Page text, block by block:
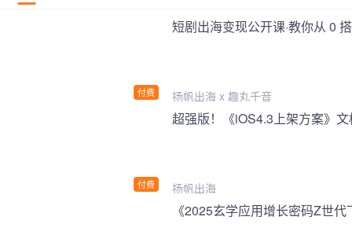
付费
短剧出海变现公开课·教你从 0
扬帆出海 x 趣丸千音
付费 扬帆出海
《2025玄学应用增长密码Z世